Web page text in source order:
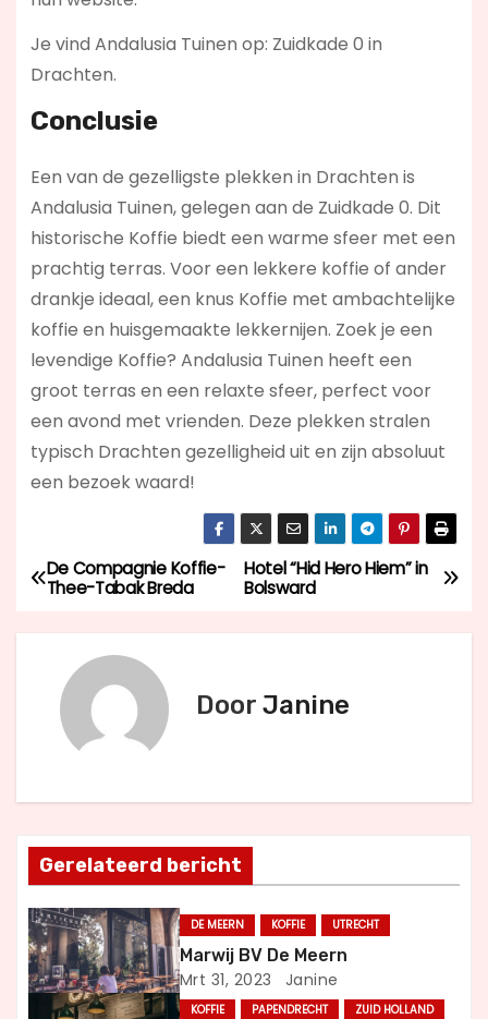
Je vind Andalusia Tuinen op: Zuidkade 0 in
Drachten.
Conclusie
Een van de gezelligste plekken in Drachten is
Andalusia Tuinen, gelegen aan de Zuidkade 0. Dit
historische Koffie biedt een warme sfeer met een
prachtig terras. Voor een lekkere koffie of ander
drankje ideaal, een knus Koffie met ambachtelijke
koffie en huisgemaakte lekkernijen. Zoek je een
levendige Koffie? Andalusia Tuinen heeft een
groot terras en een relaxte sfeer, perfect voor
een avond met vrienden. Deze plekken stralen
typisch Drachten gezelligheid uit en zijn absoluut
een bezoek waard!
B
e
h
t
n
a
v
Hotel “Hid Hero Hiem” in
Bolsward
De Compagnie Koffie-
Thee-Tabak Breda
Door Janine
Gerelateerd bericht
DE MEERN KOFFIE UTRECHT
Marwij BV De Meern
Mrt 31, 2023 Janine
KOFFIE PAPENDRECHT ZUID HOLLAND